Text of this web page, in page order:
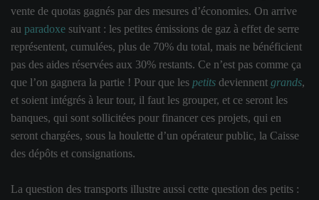
vente de quotas gagnés par des mesures d’économies. On arrive
au paradoxe suivant : les petites émissions de gaz à effet de serre
représentent, cumulées, plus de 70% du total, mais ne bénéficient
pas des aides réservées aux 30% restants. Ce n’est pas comme ça
que l’on gagnera la partie ! Pour que les petits deviennent grands,
et soient intégrés à leur tour, il faut les grouper, et ce seront les
banques, qui sont sollicitées pour financer ces projets, qui en
seront chargées, sous la houlette d’un opérateur public, la Caisse
des dépôts et consignations.
La question des transports illustre aussi cette question des petits :